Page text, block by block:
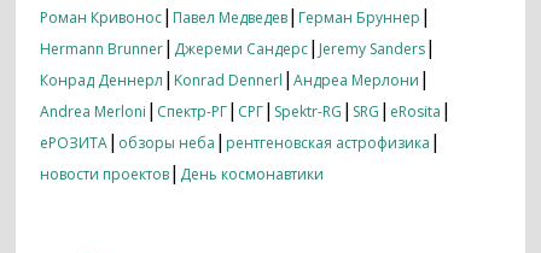
Роман Кривонос| Павел Медведев| Герман Бруннер |
Hermann Brunner| Джереми Сандерс| Jeremy Sanders|
Конрад Деннерл | Konrad Dennerl |Андреа Мерлони |
Andrea Merloni | Спектр-РГ| СРГ| Spektr-RG | SRG | eRosita |
еРОЗИТА| обзоры неба | рентгеновская астрофизика |
новости проектов| День космонавтики